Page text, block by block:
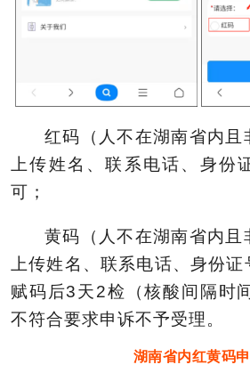
红码（人不在湖南省内且
上传姓名、联系电话、身份
可；
黄码（人不在湖南省内且
上传姓名、联系电话、身份
赋码后3天2检（核酸间隔时
不符合要求申诉不予受理。
湖南省内红黄码